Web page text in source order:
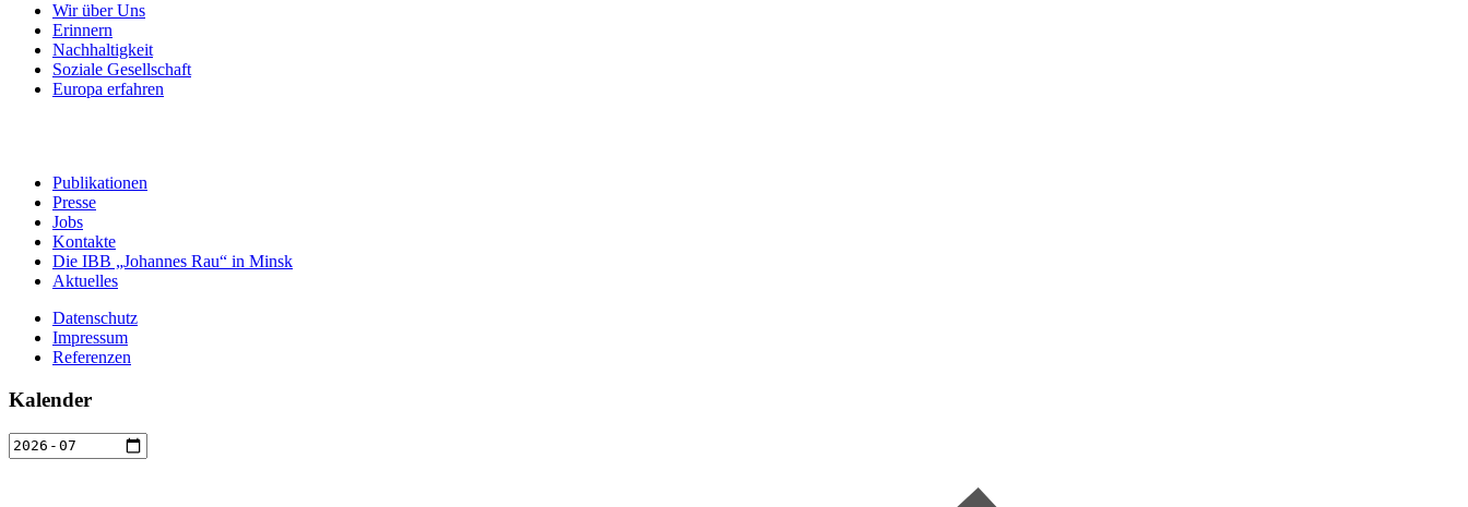
Wir über Uns
Erinnern
Nachhaltigkeit
Soziale Gesellschaft
Europa erfahren
Publikationen
Presse
Jobs
Kontakte
Die IBB „Johannes Rau“ in Minsk
Aktuelles
Datenschutz
Impressum
Referenzen
Kalender